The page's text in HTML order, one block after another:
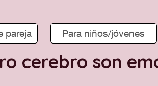
pareja Para niños/jóvenes
cerebro son